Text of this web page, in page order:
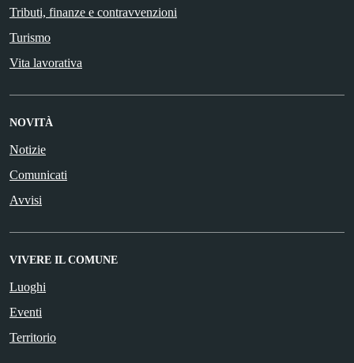
Tributi, finanze e contravvenzioni
Turismo
Vita lavorativa
NOVITÀ
Notizie
Comunicati
Avvisi
VIVERE IL COMUNE
Luoghi
Eventi
Territorio